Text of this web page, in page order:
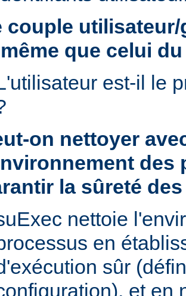
couple
que celui
est-il le
on nettoyer
des
la sûreté
nettoie
en
sûr
et en